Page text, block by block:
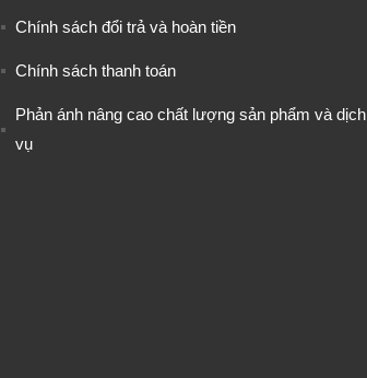
Chính sách đổi trả và hoàn tiền
Chính sách thanh toán
Phản ánh nâng cao chất lượng sản phẩm và dịch
vụ